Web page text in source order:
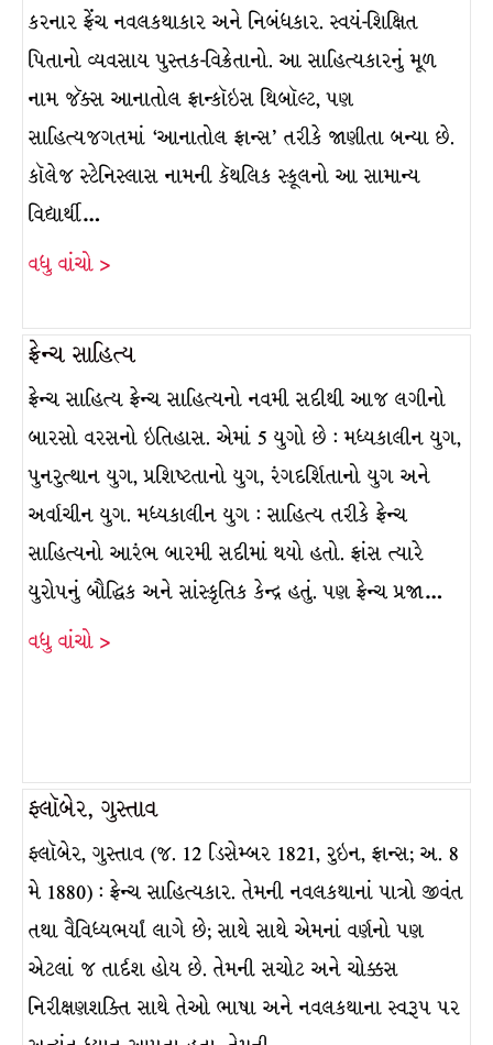
કરનાર ફ્રેંચ નવલકથાકાર અને નિબંધકાર. સ્વયં-શિક્ષિત
પિતાનો વ્યવસાય પુસ્તક-વિક્રેતાનો. આ સાહિત્યકારનું મૂળ
નામ જૅક્સ આનાતોલ ફ્રાન્કૉઇસ થિબૉલ્ટ, પણ
સાહિત્યજગતમાં ‘આનાતોલ ફ્રાન્સ’ તરીકે જાણીતા બન્યા છે.
કૉલેજ સ્ટેનિસ્લાસ નામની કૅથલિક સ્કૂલનો આ સામાન્ય
વિદ્યાર્થી…
વધુ વાંચો >
ફ્રેન્ચ સાહિત્ય
ફ્રેન્ચ સાહિત્ય ફ્રેન્ચ સાહિત્યનો નવમી સદીથી આજ લગીનો
બારસો વરસનો ઇતિહાસ. એમાં 5 યુગો છે : મધ્યકાલીન યુગ,
પુનરુત્થાન યુગ, પ્રશિષ્ટતાનો યુગ, રંગદર્શિતાનો યુગ અને
અર્વાચીન યુગ. મધ્યકાલીન યુગ : સાહિત્ય તરીકે ફ્રેન્ચ
સાહિત્યનો આરંભ બારમી સદીમાં થયો હતો. ફ્રાંસ ત્યારે
યુરોપનું બૌદ્ધિક અને સાંસ્કૃતિક કેન્દ્ર હતું. પણ ફ્રેન્ચ પ્રજા…
વધુ વાંચો >
ફ્લૉબેર, ગુસ્તાવ
ફ્લૉબેર, ગુસ્તાવ (જ. 12 ડિસેમ્બર 1821, રુઇન, ફ્રાન્સ; અ. 8
મે 1880) : ફ્રેન્ચ સાહિત્યકાર. તેમની નવલકથાનાં પાત્રો જીવંત
તથા વૈવિધ્યભર્યાં લાગે છે; સાથે સાથે એમનાં વર્ણનો પણ
એટલાં જ તાર્દશ હોય છે. તેમની સચોટ અને ચોક્કસ
નિરીક્ષણશક્તિ સાથે તેઓ ભાષા અને નવલકથાના સ્વરૂપ પર